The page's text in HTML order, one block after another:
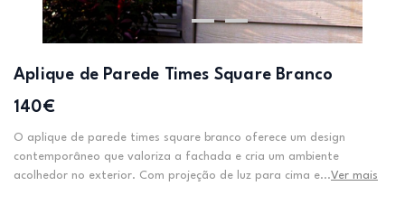
Aplique de Parede Times Square Branco
140€
O aplique de parede times square branco oferece um design
contemporâneo que valoriza a fachada e cria um ambiente
acolhedor no exterior. Com projeção de luz para cima e...Ver mais